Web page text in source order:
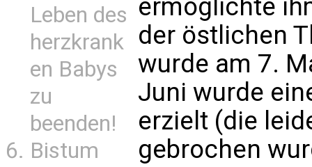
Leben des
herzkrank
en Babys
zu
beenden!
Bistum
ermöglichte
der östlichen
wurde am 7.
Juni wurde
erzielt (die
gebrochen